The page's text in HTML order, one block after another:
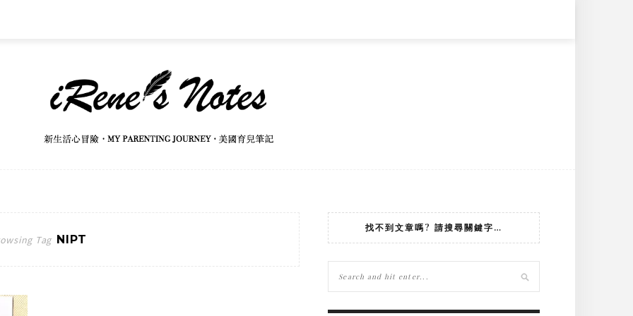
Tag NIPT
找不到文章嗎? 請搜尋關鍵字…